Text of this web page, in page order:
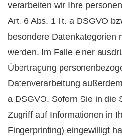
verarbeiten wir Ihre
Art. 6 Abs. 1 lit. a DSGVO
besondere Datenkategorien
werden. Im Falle einer
Übertragung
Datenverarbeitung
a DSGVO. Sofern Sie in die
Zugriff auf Informationen in
Fingerprinting) eingewilligt